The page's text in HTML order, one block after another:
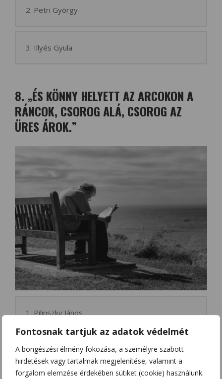
Fontosnak tartjuk az adatok védelmét
A böngészési élmény fokozása, a személyre szabott
hirdetések vagy tartalmak megjelenítése, valamint a
forgalom elemzése érdekében sütiket (cookie) használunk.
2. Petri György
3. Illyés Gyula
8. „ÉS KÖNNY HELYETT AZ ARCOKON A
RÁNCOK, CSOROG ALÁ, CSOROG AZ
ÜRES ÁROK.”
1. Pilinszky János
2. Szendrey Júlia